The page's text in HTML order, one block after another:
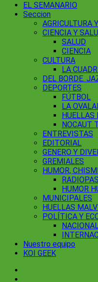
EL SEMANARIO
Seccion
AGRICULTURA
CIENCIA Y
SALUD
CIENCIA
CULTURA
LA
DEL BORDE.
DEPORTES
FÚTBOL
LA
HUELLAS
NOCAUT
ENTREVISTAS
EDITORIAL
GENERO Y
GREMIALES
HUMOR,
HUMOR
MUNICIPALES
HUELLAS
POLÍTICA Y
Nuestro equipo
KOI GEEK